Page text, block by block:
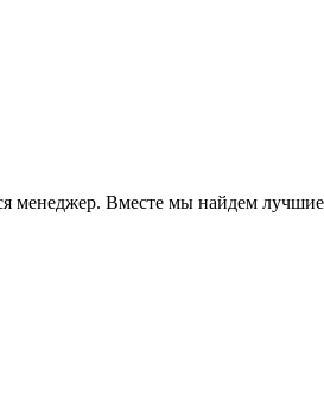
менеджер. Вместе мы найдем